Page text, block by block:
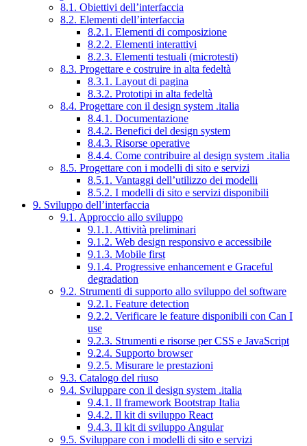
8.1. Obiettivi dell’interfaccia
8.2. Elementi dell’interfaccia
8.2.1. Elementi di composizione
8.2.2. Elementi interattivi
8.2.3. Elementi testuali (microtesti)
8.3. Progettare e costruire in alta fedeltà
8.3.1. Layout di pagina
8.3.2. Prototipi in alta fedeltà
8.4. Progettare con il design system .italia
8.4.1. Documentazione
8.4.2. Benefici del design system
8.4.3. Risorse operative
8.4.4. Come contribuire al design system .italia
8.5. Progettare con i modelli di sito e servizi
8.5.1. Vantaggi dell’utilizzo dei modelli
8.5.2. I modelli di sito e servizi disponibili
9. Sviluppo dell’interfaccia
9.1. Approccio allo sviluppo
9.1.1. Attività preliminari
9.1.2. Web design responsivo e accessibile
9.1.3. Mobile first
9.1.4. Progressive enhancement e Graceful
degradation
9.2. Strumenti di supporto allo sviluppo del software
9.2.1. Feature detection
9.2.2. Verificare le feature disponibili con Can I
use
9.2.3. Strumenti e risorse per CSS e JavaScript
9.2.4. Supporto browser
9.2.5. Misurare le prestazioni
9.3. Catalogo del riuso
9.4. Sviluppare con il design system .italia
9.4.1. Il framework Bootstrap Italia
9.4.2. Il kit di sviluppo React
9.4.3. Il kit di sviluppo Angular
9.5. Sviluppare con i modelli di sito e servizi